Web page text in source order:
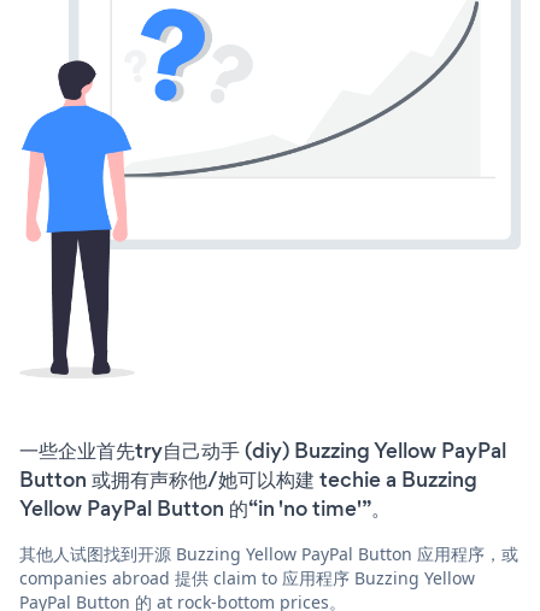
一些企业首先try自己动手 (diy) Buzzing Yellow PayPal
Button 或拥有声称他/她可以构建 techie a Buzzing
Yellow PayPal Button 的“in 'no time'”。
其他人试图找到开源 Buzzing Yellow PayPal Button 应用程序，或
companies abroad 提供 claim to 应用程序 Buzzing Yellow
PayPal Button 的 at rock-bottom prices。